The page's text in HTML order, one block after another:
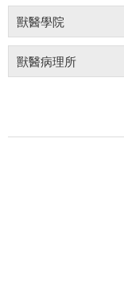
獸醫學院
獸醫病理所